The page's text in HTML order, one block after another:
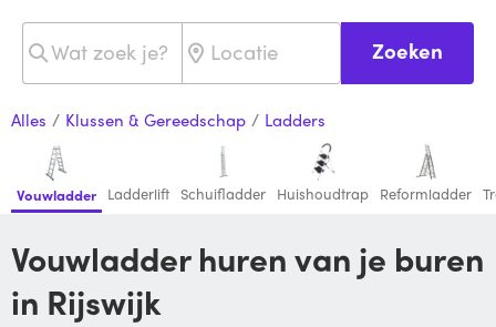
Zoeken
Alles / Klussen & Gereedschap / Ladders
Vouwladder Ladderlift Schuifladder Huishoudtrap Reformladder
Vouwladder huren van je buren
in Rijswijk